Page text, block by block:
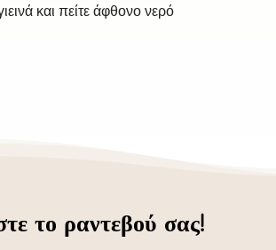
και πείτε άφθονο νερό
το ραντεβού σας!